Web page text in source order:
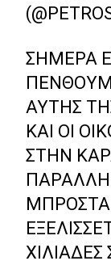
ΣΉΜΕΡΑ
ΑΥΤΉΣ
ΚΑΙ ΟΙ
ΣΤΗΝ